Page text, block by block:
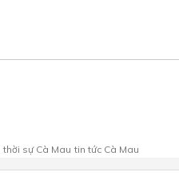
thời sự Cà Mau tin tức Cà Mau